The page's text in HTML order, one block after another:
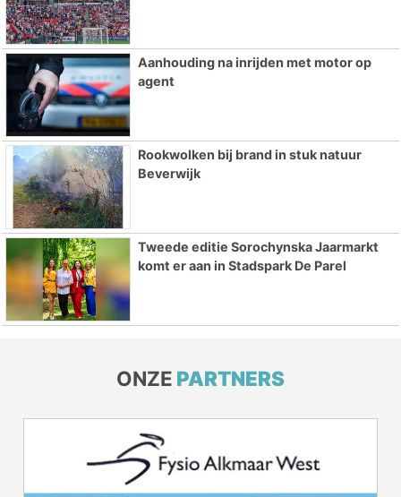
Aanhouding na inrijden met motor op
agent
Rookwolken bij brand in stuk natuur
Beverwijk
Tweede editie Sorochynska Jaarmarkt
komt er aan in Stadspark De Parel
ONZE PARTNERS